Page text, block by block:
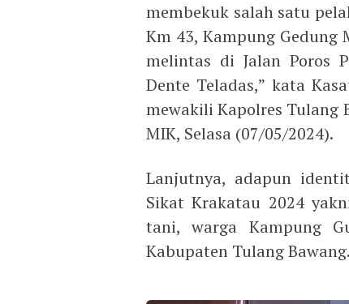
membekuk salah satu
Km 43, Kampung Gedung
melintas di Jalan Poros
Dente Teladas,” kata
mewakili Kapolres Tulang
MIK, Selasa (07/05/2024).
Lanjutnya, adapun
Sikat Krakatau 2024
tani, warga Kampung
Kabupaten Tulang Bawang.